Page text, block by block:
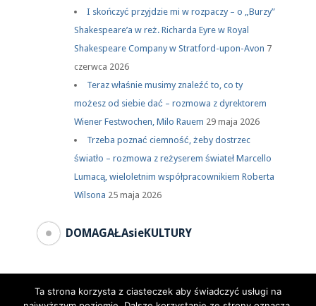
I skończyć przyjdzie mi w rozpaczy – o „Burzy”
Shakespeare’a w reż. Richarda Eyre w Royal
Shakespeare Company w Stratford-upon-Avon 7
czerwca 2026
Teraz właśnie musimy znaleźć to, co ty
możesz od siebie dać – rozmowa z dyrektorem
Wiener Festwochen, Milo Rauem 29 maja 2026
Trzeba poznać ciemność, żeby dostrzec
światło – rozmowa z reżyserem świateł Marcello
Lumacą, wieloletnim współpracownikiem Roberta
Wilsona 25 maja 2026
DOMAGAŁAsieKULTURY
Ta strona korzysta z ciasteczek aby świadczyć usługi na